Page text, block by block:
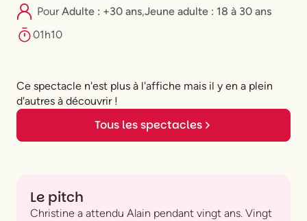
PourAdulte : +30 ans,⁠Jeune adulte : 18 à 30 ans
01h10
Ce spectacle n'est plus à l'affiche mais il y en a plein
d'autres à découvrir !
Tous les spectacles
Le pitch
Christine a attendu Alain pendant vingt ans. Vingt